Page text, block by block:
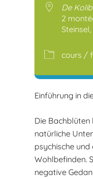
De
2
cours /
Einführung in
Die Bachblüten
natürliche
psychische
Wohlbefinden.
negative